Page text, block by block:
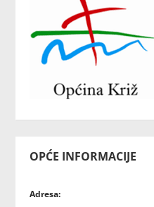
OPĆE INFORMACIJE
Adresa: